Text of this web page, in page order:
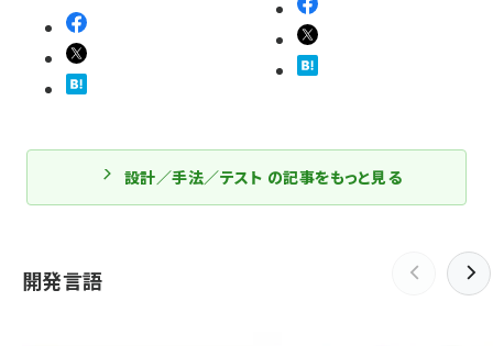
設計／手法／テスト の記事をもっと見る
開発言語